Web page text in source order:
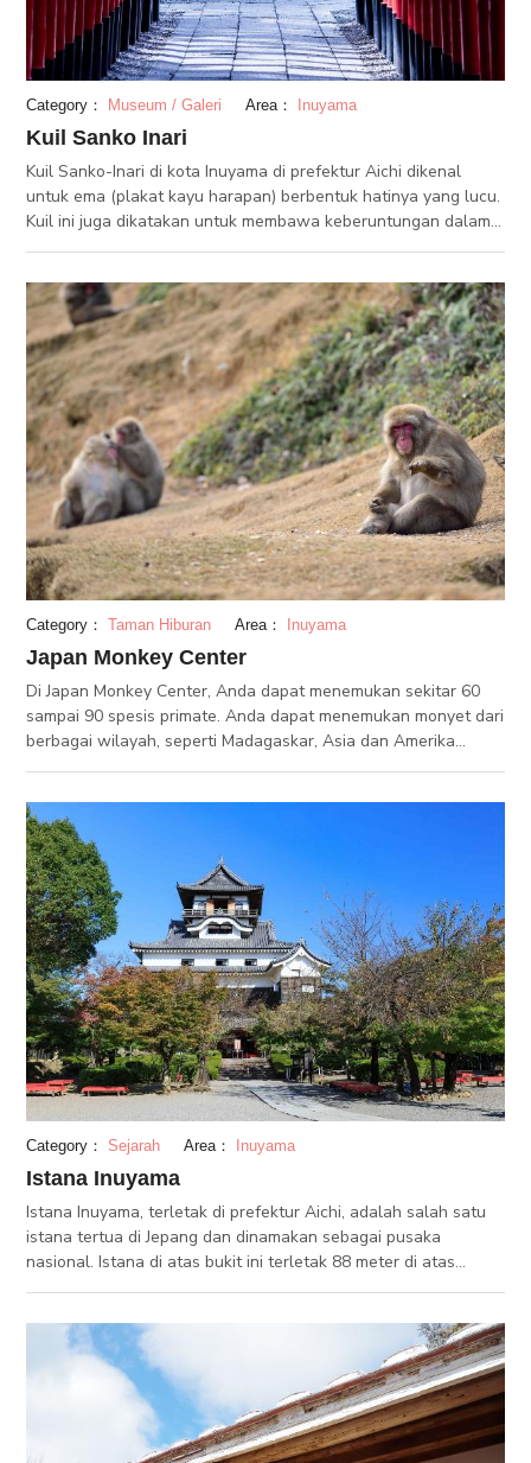
Category： Museum / Galeri Area： Inuyama
Kuil Sanko Inari
Kuil Sanko-Inari di kota Inuyama di prefektur Aichi dikenal
untuk ema (plakat kayu harapan) berbentuk hatinya yang lucu.
Kuil ini juga dikatakan untuk membawa keberuntungan dalam
Mencuci koin Anda di area pencucian koin di kuil ini dikatakan
untuk membantu Anda menjadi lebih kaya.
Category： Taman Hiburan Area： Inuyama
Japan Monkey Center
Di Japan Monkey Center, Anda dapat menemukan sekitar 60
sampai 90 spesis primate. Anda dapat menemukan monyet dari
berbagai wilayah, seperti Madagaskar, Asia dan Amerika
Selatan. Fasilitas ini mengkhususkan diri dalam penelitian, dan
Japan Monkey Center juga bertujuan untuk berkontribusi dalam
kesadaran lingkungan dan ketahanan lingkungan.
Category： Sejarah Area： Inuyama
Istana Inuyama
Istana Inuyama, terletak di prefektur Aichi, adalah salah satu
istana tertua di Jepang dan dinamakan sebagai pusaka
nasional. Istana di atas bukit ini terletak 88 meter di atas
permukaan tanah. Arsitektur dari istana ini membantu
ini sangat indah, dan dari dalam, Anda dapat melihat
pemandangan Sungai Kiso yang indah.